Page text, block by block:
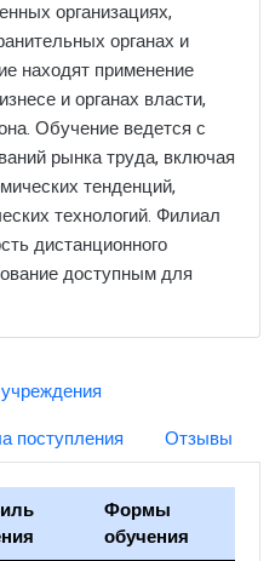
организациях,
органах и
находят применение
и органах власти,
Обучение ведется с
рынка труда, включая
тенденций,
технологий. Филиал
дистанционного
доступным для
поступления Отзывы
Формы
обучения